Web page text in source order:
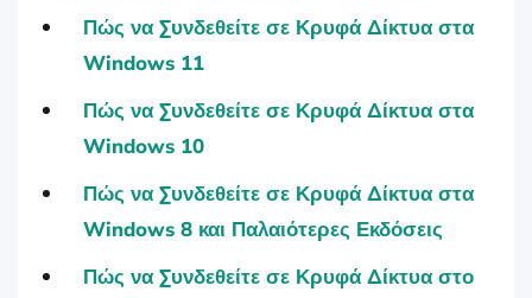
Πώς να Συνδεθείτε σε Κρυφά Δίκτυα στα
Windows 11
Πώς να Συνδεθείτε σε Κρυφά Δίκτυα στα
Windows 10
Πώς να Συνδεθείτε σε Κρυφά Δίκτυα στα
Windows 8 και Παλαιότερες Εκδόσεις
Πώς να Συνδεθείτε σε Κρυφά Δίκτυα στο